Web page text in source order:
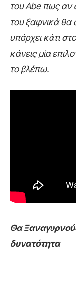
του Abe πως αν
του ξαφνικά θα
υπάρχει κάτι
κάνεις μία
το βλέπω.
Θα
δυνατότητα